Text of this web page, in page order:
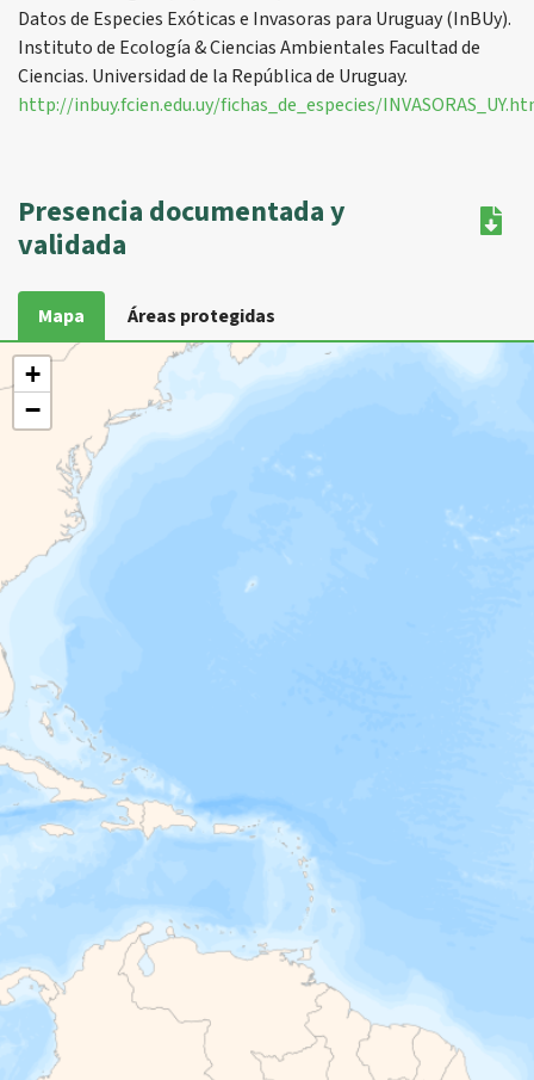
Datos de Especies Exóticas e Invasoras para Uruguay (InBUy).
Instituto de Ecología & Ciencias Ambientales Facultad de
Ciencias. Universidad de la República de Uruguay.
http://inbuy.fcien.edu.uy/fichas_de_especies/
Presencia documentada y
validada
Mapa Áreas protegidas
+
−